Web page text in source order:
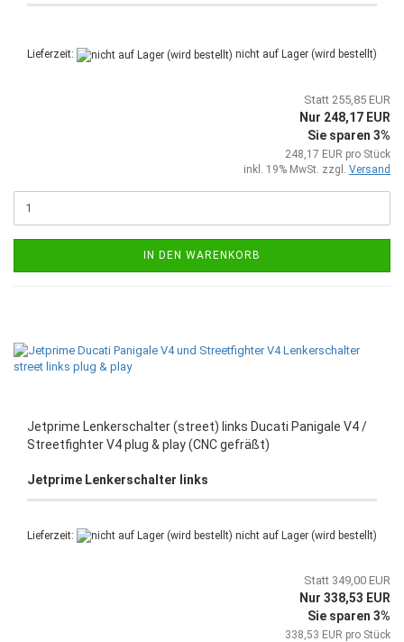
Lieferzeit: nicht auf Lager (wird bestellt)
Statt 255,85 EUR
Nur 248,17 EUR
Sie sparen 3%
248,17 EUR pro Stück
inkl. 19% MwSt. zzgl. Versand
IN DEN WARENKORB
Jetprime Lenkerschalter (street) links Ducati Panigale V4 /
Streetfighter V4 plug & play (CNC gefräßt)
Jetprime Lenkerschalter links
Lieferzeit: nicht auf Lager (wird bestellt)
Statt 349,00 EUR
Nur 338,53 EUR
Sie sparen 3%
338,53 EUR pro Stück